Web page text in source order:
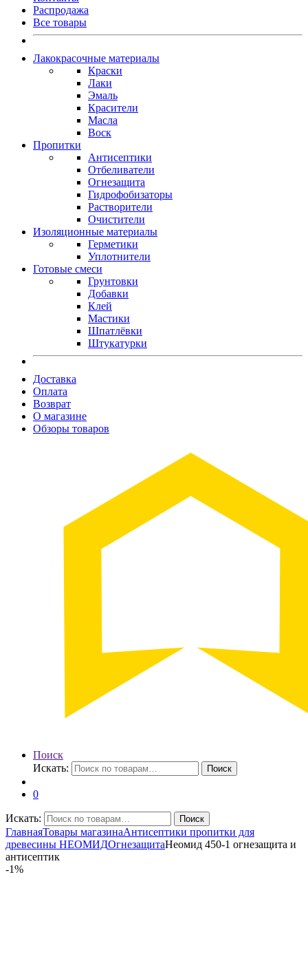
Распродажа
Все товары
Лакокрасочные материалы
Краски
Лаки
Эмаль
Красители
Масла
Воск
Пропитки
Антисептики
Отбеливатели
Огнезащита
Гидрофобизаторы
Растворители
Очистители
Изоляционные материалы
Герметики
Уплотнители
Готовые смеси
Грунтовки
Добавки
Клей
Мастики
Шпатлёвки
Штукатурки
Доставка
Оплата
Возврат
О магазине
Обзоры товаров
Поиск
Искать:
Поиск
0
Искать: Поиск
ГлавнаяТовары магазинаАнтисептики пропитки для
древесины НЕОМИДОгнезащитаНеомид 450-1 огнезащита и
антисептик
-1%